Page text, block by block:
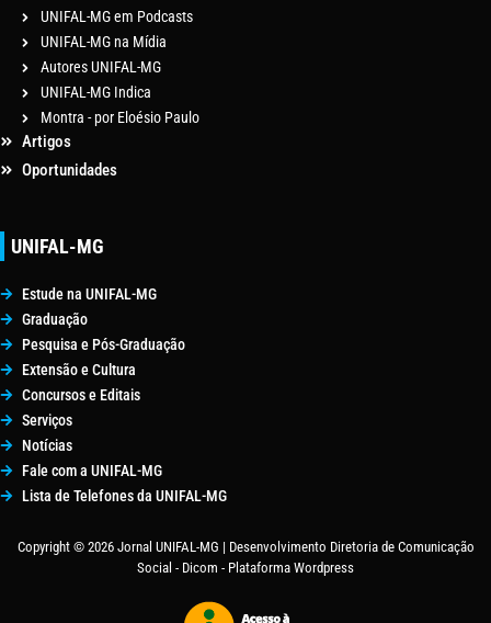
UNIFAL-MG em Podcasts
UNIFAL-MG na Mídia
Autores UNIFAL-MG
UNIFAL-MG Indica
Montra - por Eloésio Paulo
Artigos
Oportunidades
UNIFAL-MG
Estude na UNIFAL-MG
Graduação
Pesquisa e Pós-Graduação
Extensão e Cultura
Concursos e Editais
Serviços
Notícias
Fale com a UNIFAL-MG
Lista de Telefones da UNIFAL-MG
Copyright © 2026 Jornal UNIFAL-MG | Desenvolvimento Diretoria de Comunicação
Social - Dicom - Plataforma Wordpress